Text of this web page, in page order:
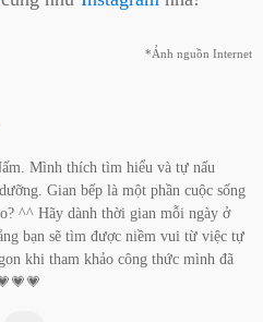
*Ảnh nguồn Internet
Mình thích tìm hiểu và tự nấu
Gian bếp là một phần cuộc sống
^^ Hãy dành thời gian mỗi ngày ở
bạn sẽ tìm được niềm vui từ việc tự
khi tham khảo công thức mình đã